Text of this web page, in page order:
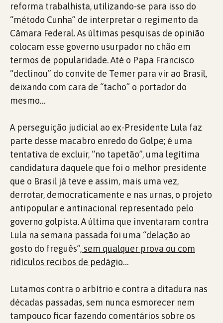
reforma trabalhista, utilizando-se para isso do
“método Cunha” de interpretar o regimento da
Câmara Federal. As últimas pesquisas de opinião
colocam esse governo usurpador no chão em
termos de popularidade. Até o Papa Francisco
“declinou” do convite de Temer para vir ao Brasil,
deixando com cara de “tacho” o portador do
mesmo…
A perseguição judicial ao ex-Presidente Lula faz
parte desse macabro enredo do Golpe; é uma
tentativa de excluir, “no tapetão”, uma legítima
candidatura daquele que foi o melhor presidente
que o Brasil já teve e assim, mais uma vez,
derrotar, democraticamente e nas urnas, o projeto
antipopular e antinacional representado pelo
governo golpista. A última que inventaram contra
Lula na semana passada foi uma “delação ao
gosto do freguês”, sem qualquer prova ou com
ridículos recibos de pedágio…
Lutamos contra o arbítrio e contra a ditadura nas
décadas passadas, sem nunca esmorecer nem
tampouco ficar fazendo comentários sobre os